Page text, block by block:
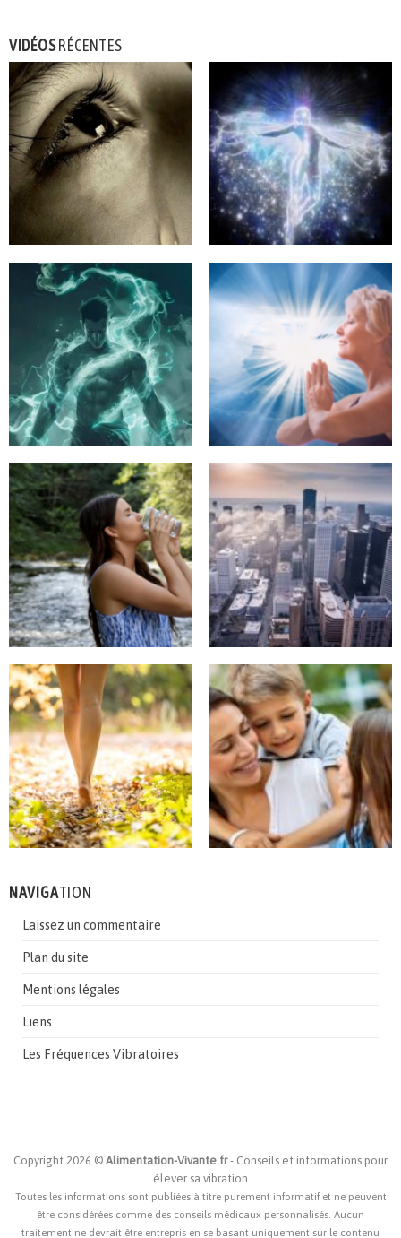
VIDÉOSRÉCENTES
NAVIGATION
Laissez un commentaire
Plan du site
Mentions légales
Liens
Les Fréquences Vibratoires
Copyright 2026 © Alimentation-Vivante.fr- Conseils et informations pour
élever sa vibration
Toutes les informations sont publiées à titre purement informatif et ne peuvent
être considérées comme des conseils médicaux personnalisés. Aucun
traitement ne devrait être entrepris en se basant uniquement sur le contenu